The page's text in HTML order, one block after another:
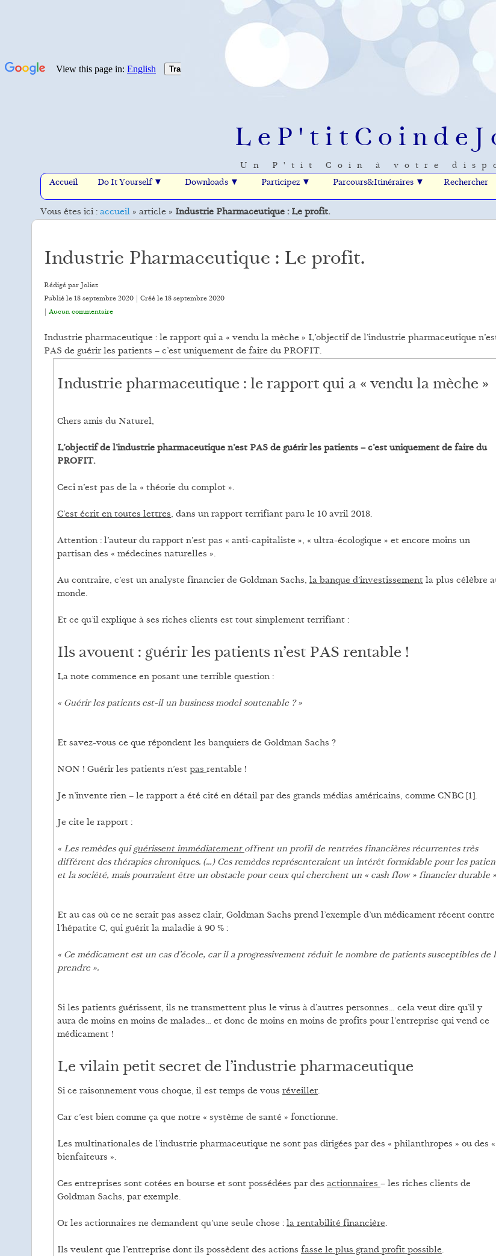
Un P'tit Coin à votre
Accueil
Do It Yourself ▼ Downloads ▼ Participez ▼ Parcours&Itinéraires ▼ Rechercher
Vous êtes ici :accueil » article » Industrie Pharmaceutique : Le profit.
Industrie Pharmaceutique : Le profit.
Rédigé par Joliez
Publié le 18 septembre 2020 | Créé le18 septembre 2020
| Aucun commentaire
Industrie pharmaceutique : le rapport qui a « vendu la mèche » L’objectif de l’industrie pharmaceutique
PAS de guérir les patients – c’est uniquement de faire du PROFIT.
Industrie pharmaceutique : le rapport qui a « vendu la mèche »
Chers amis du Naturel,
L’objectif de l’industrie pharmaceutique n’est PAS de guérir les patients – c’est uniquement de faire du
PROFIT.
Ceci n’est pas de la « théorie du complot ».
C’est écrit en toutes lettres, dans un rapport terrifiant paru le 10 avril 2018.
Attention : l’auteur du rapport n’est pas « anti-capitaliste », « ultra-écologique » et encore moins un
partisan des « médecines naturelles ».
Au contraire, c’est un analyste financier de Goldman Sachs, la banque d’investissementla plus célèbre
monde.
Et ce qu’il explique à ses riches clients est tout simplement terrifiant :
Ils avouent : guérir les patients n’est PAS rentable !
La note commence en posant une terrible question :
« Guérir les patients est-il un business model soutenable ? »
Et savez-vous ce que répondent les banquiers de Goldman Sachs ?
NON ! Guérir les patients n’estpasrentable !
Je n’invente rien – le rapport a été cité en détail par des grands médias américains, comme CNBC [1].
Je cite le rapport :
« Les remèdes quiguérissent immédiatementoffrent un profil de rentrées financières récurrentes très
différent des thérapies chroniques. (…) Ces remèdes représenteraient un intérêt formidable pour les
et la société, mais pourraient être un obstacle pour ceux qui cherchent un « cash flow » financier durable
Et au cas où ce ne serait pas assez clair, Goldman Sachs prend l’exemple d’un médicament récent contre
l’hépatite C, qui guérit la maladie à 90 % :
« Ce médicament est un cas d’école, car il a progressivement réduit le nombre de patients susceptibles de
prendre ».
Si les patients guérissent, ils ne transmettent plus le virus à d’autres personnes… cela veut dire qu’il y
aura de moins en moins de malades… et donc de moins en moins de profits pour l’entreprise qui vend ce
médicament !
Le vilain petit secret de l’industrie pharmaceutique
Si ce raisonnement vous choque, il est temps de vous réveiller.
Car c’est bien comme ça que notre « système de santé » fonctionne.
Les multinationales de l’industrie pharmaceutique ne sont pas dirigées par des « philanthropes » ou des «
bienfaiteurs ».
Ces entreprises sont cotées en bourse et sont possédées par des actionnaires– les riches clients de
Goldman Sachs, par exemple.
Or les actionnaires ne demandent qu’une seule chose :la rentabilité financière.
Ils veulent que l’entreprise dont ils possèdent des actions fasse le plus grand profit possible.